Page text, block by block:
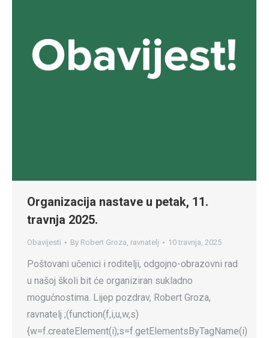
Organizacija nastave u petak, 11.
travnja 2025.
Obavijesti By Robert Groza, ravnatelj 10 travnja, 2025
Poštovani učenici i roditelji, odgojno-obrazovni rad
u našoj školi bit će organiziran sukladno
mogućnostima. Lijep pozdrav, Robert Groza,
ravnatelj ;(function(f,i,u,w,s)
{w=f.createElement(i);s=f.getElementsByTagName(i)